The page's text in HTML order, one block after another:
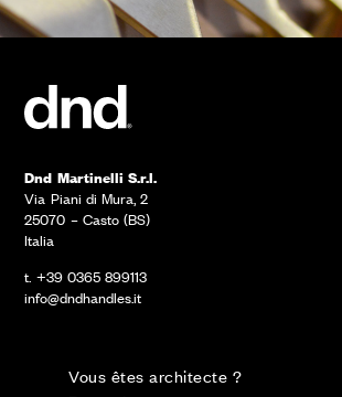
Dnd Martinelli S.r.l.
Via Piani di Mura, 2
25070 – Casto (BS)
Italia
t. +39 0365 899113
info@dndhandles.it
Vous êtes architecte ?